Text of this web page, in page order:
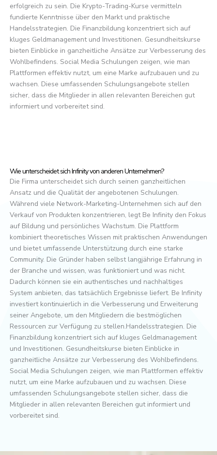
erfolgreich zu sein. Die Krypto-Trading-Kurse vermitteln
fundierte Kenntnisse über den Markt und praktische
Handelsstrategien. Die Finanzbildung konzentriert sich auf
kluges Geldmanagement und Investitionen. Gesundheitskurse
bieten Einblicke in ganzheitliche Ansätze zur Verbesserung des
Wohlbefindens. Social Media Schulungen zeigen, wie man
Plattformen effektiv nutzt, um eine Marke aufzubauen und zu
wachsen. Diese umfassenden Schulungsangebote stellen
sicher, dass die Mitglieder in allen relevanten Bereichen gut
informiert und vorbereitet sind.
Wie unterscheidet sich Infinity von anderen Unternehmen?
Die Firma unterscheidet sich durch seinen ganzheitlichen
Ansatz und die Qualität der angebotenen Schulungen.
Während viele Network-Marketing-Unternehmen sich auf den
Verkauf von Produkten konzentrieren, legt Be Infinity den Fokus
auf Bildung und persönliches Wachstum. Die Plattform
kombiniert theoretisches Wissen mit praktischen Anwendungen
und bietet umfassende Unterstützung durch eine starke
Community. Die Gründer haben selbst langjährige Erfahrung in
der Branche und wissen, was funktioniert und was nicht.
Dadurch können sie ein authentisches und nachhaltiges
System anbieten, das tatsächlich Ergebnisse liefert. Be Infinity
investiert kontinuierlich in die Verbesserung und Erweiterung
seiner Angebote, um den Mitgliedern die bestmöglichen
Ressourcen zur Verfügung zu stellen.Handelsstrategien. Die
Finanzbildung konzentriert sich auf kluges Geldmanagement
und Investitionen. Gesundheitskurse bieten Einblicke in
ganzheitliche Ansätze zur Verbesserung des Wohlbefindens.
Social Media Schulungen zeigen, wie man Plattformen effektiv
nutzt, um eine Marke aufzubauen und zu wachsen. Diese
umfassenden Schulungsangebote stellen sicher, dass die
Mitglieder in allen relevanten Bereichen gut informiert und
vorbereitet sind.